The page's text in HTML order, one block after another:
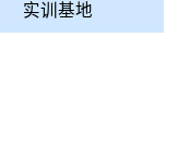
实训基地